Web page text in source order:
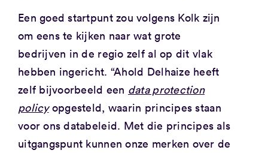
Een goed startpunt zou volgens Kolk zijn
om eens te kijken naar wat grote
bedrijven in de regio zelf al op dit vlak
hebben ingericht. “Ahold Delhaize heeft
zelf bijvoorbeeld een data protection
policyopgesteld, waarin principes staan
voor ons databeleid. Met die principes als
uitgangspunt kunnen onze merken over de